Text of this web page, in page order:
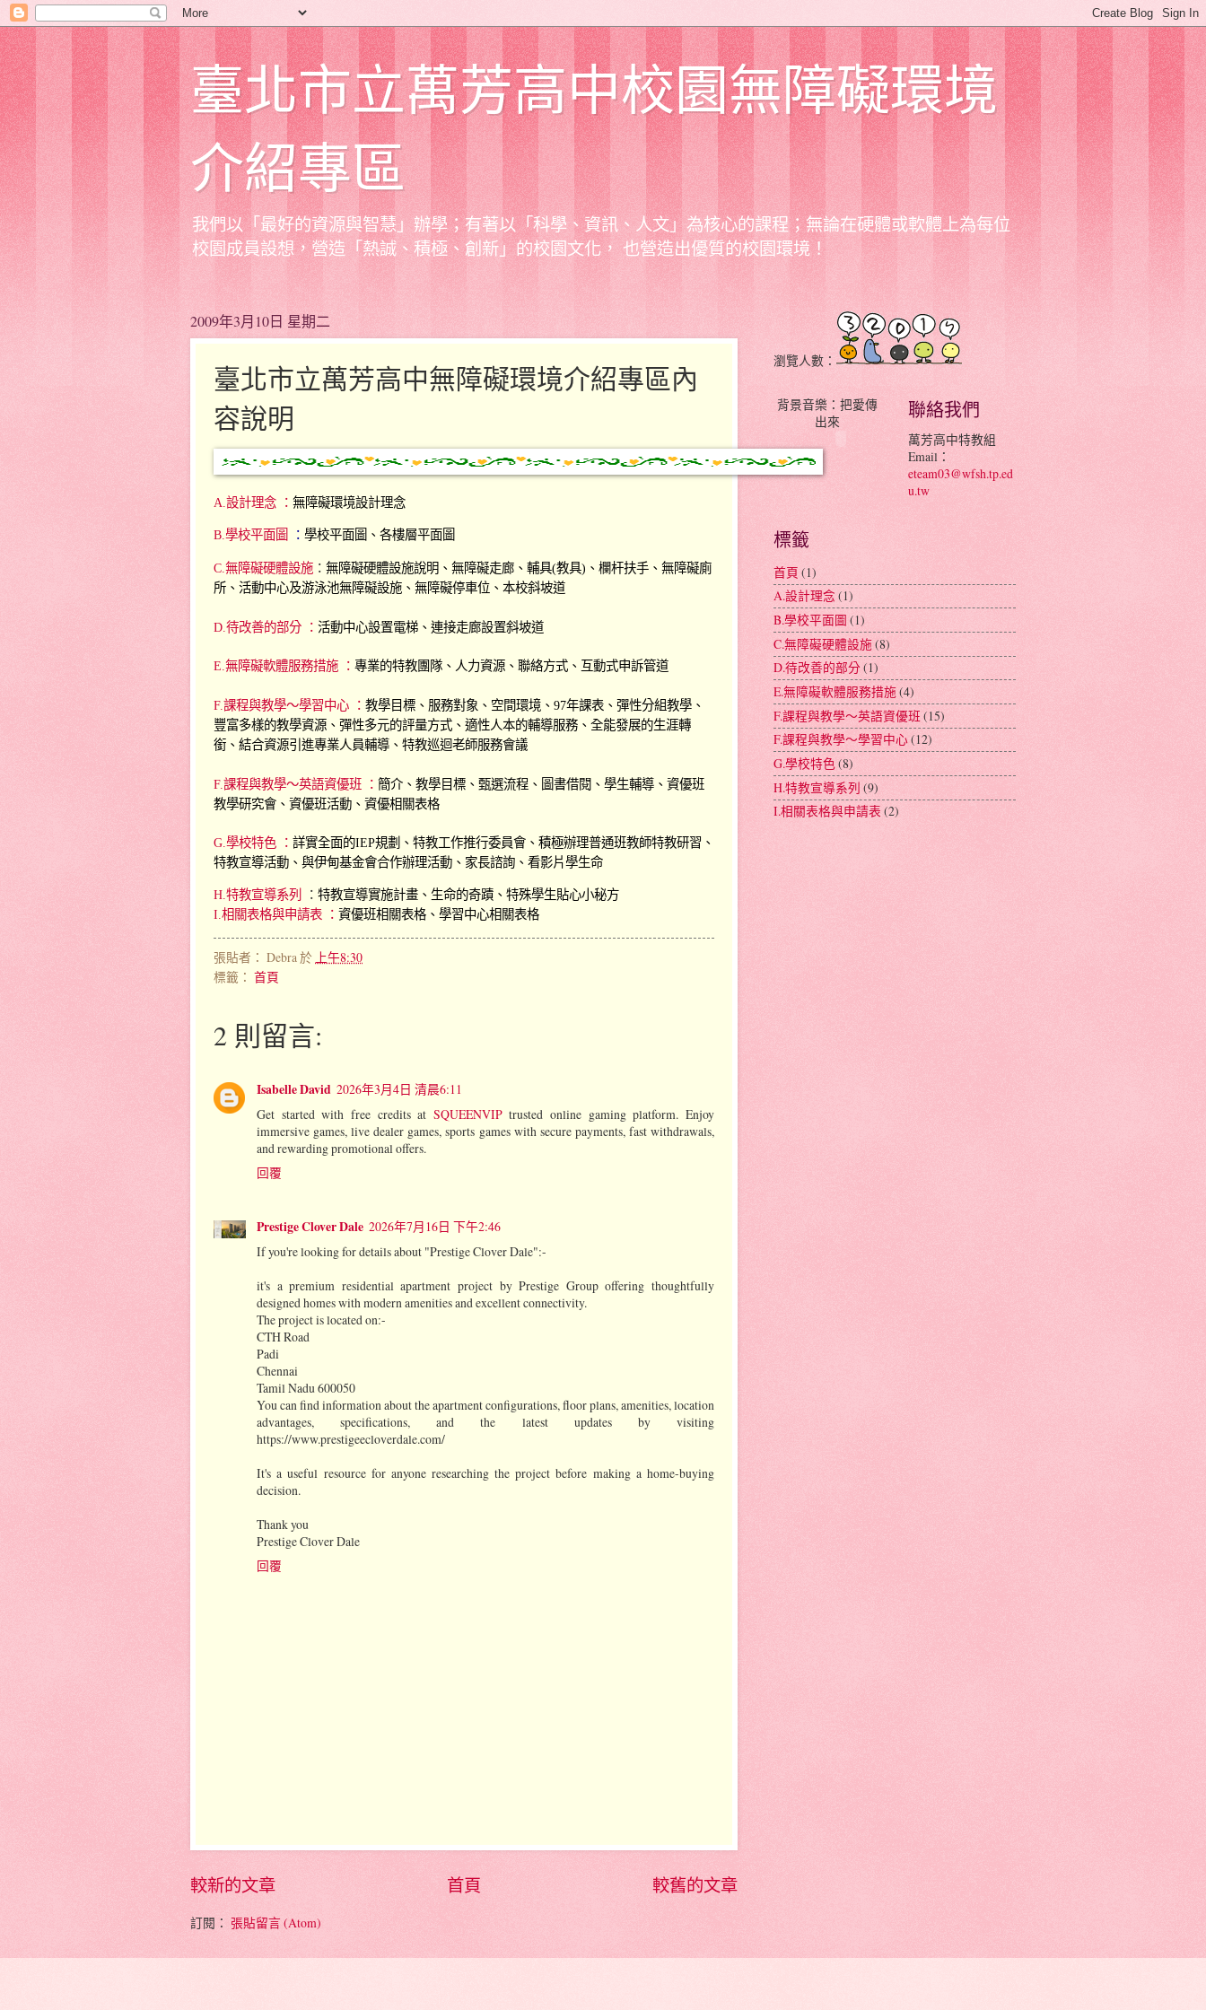
臺北市立萬芳高中校園無障礙環境
介紹專區
我們以「最好的資源與智慧」辦學；有著以「科學、資訊、人文」為核心的課程；無論在硬體或軟體上為每位
校園成員設想，營造「熱誠、積極、創新」的校園文化， 也營造出優質的校園環境！
2009年3月10日 星期二
臺北市立萬芳高中無障礙環境介紹專區內
容說明
A.設計理念 ： 無障礙環境設計理念
B.學校平面圖 ： 學校平面圖、 各樓層平面圖
C.無障礙硬體設施 ： 無障礙硬體設施說明、 無障礙走廊 、輔具(教具)、 欄杆扶手 、 無障礙廁
所 、 活動中心及游泳池無障礙設施 、 無障礙停車位 、 本校斜坡道
D.待改善的部分 ： 活動中心設置電梯、連接走廊設置斜坡道
E.無障礙軟體服務措施 ： 專業的特教團隊 、 人力資源 、 聯絡方式 、 互動式申訴管道
F.課程與教學～學習中心 ： 教學目標、服務對象、空間環境、97年課表、 彈性分組教學 、
豐富多樣的教學資源 、 彈性多元的評量方式 、適性人本的輔導服務、 全能發展的生涯轉
銜 、 結合資源引進專業人員輔導 、 特教巡迴老師服務會議
F.課程與教學～英語資優班 ： 簡介、教學目標、甄選流程、圖書借閱、學生輔導、資優班
教學研究會、資優班活動、資優相關表格
G.學校特色 ： 詳實全面的IEP規劃 、 特教工作推行委員會 、 積極辦理普通班教師特教研習 、
特教宣導活動 、與伊甸基金會合作辦理活動 、家長諮詢 、看影片學生命
H.特教宣導系列 ： 特教宣導實施計畫 、生命的奇蹟、特殊學生貼心小秘方
I.相關表格與申請表
： 資優班相關表格、學習中心相關表格
張貼者： Debra於 上午8:30
標籤： 首頁
2 則留言:
Isabelle David 2026年3月4日 清晨6:11
Get started with free credits at SQUEENVIPtrusted online gaming platform. Enjoy
immersive games, live dealer games, sports games with secure payments, fast withdrawals,
and rewarding promotional offers.
回覆
Prestige Clover Dale 2026年7月16日 下午2:46
If you're looking for details about "Prestige Clover Dale":-
it's a premium residential apartment project by Prestige Group offering thoughtfully
designed homes with modern amenities and excellent connectivity.
The project is located on:-
CTH Road
Padi
Chennai
Tamil Nadu 600050
You can find information about the apartment configurations, floor plans, amenities, location
advantages, specifications, and the latest updates by visiting
https://www.prestigeecloverdale.com/
It's a useful resource for anyone researching the project before making a home-buying
decision.
Thank you
Prestige Clover Dale
回覆
較新的文章 較舊的文章
首頁
訂閱： 張貼留言 (Atom)
瀏覽人數：
背景音樂：把愛傳
出來
聯絡我們
萬芳高中特教組
Email：
eteam03@wfsh.tp.ed
u.tw
標籤
首頁 (1)
A.設計理念 (1)
B.學校平面圖 (1)
C.無障礙硬體設施(8)
D.待改善的部分(1)
E.無障礙軟體服務措施(4)
F.課程與教學～英語資優班 (15)
F.課程與教學～學習中心(12)
G.學校特色(8)
H.特教宣導系列 (9)
I.相關表格與申請表 (2)